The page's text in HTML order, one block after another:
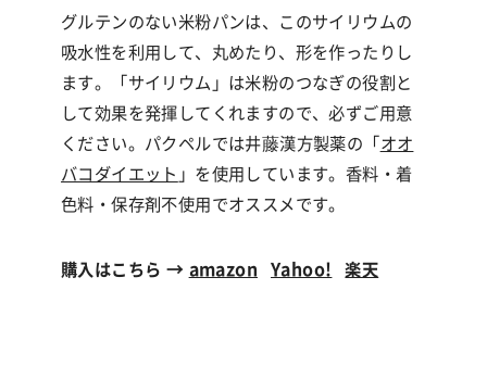
グルテンのない米粉パンは、このサイリウムの
吸水性を利用して、丸めたり、形を作ったりし
ます。「サイリウム」は米粉のつなぎの役割と
して効果を発揮してくれますので、必ずご用意
ください。パクペルでは井藤漢方製薬の「 オオ
バコダイエット 」を使用しています。香料・着
色料・保存剤不使用でオススメです。
購入はこちら → amazon Yahoo! 楽天